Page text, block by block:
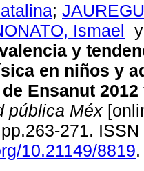
;
Ismael
y
en niños y
Ensanut
pública Méx
271.
10.21149/8819.